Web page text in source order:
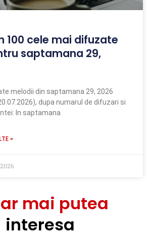
100 cele mai difuzate
saptamana 29,
melodii din saptamana 29, 2026
dupa numarul de difuzari si
In saptamana
»
mai putea
interesa